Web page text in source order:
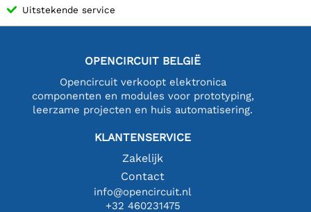
Uitstekende service
OPENCIRCUIT BELGIË
Opencircuit verkoopt elektronica
componenten en modules voor prototyping,
leerzame projecten en huis automatisering.
KLANTENSERVICE
Zakelijk
Contact
info@opencircuit.nl
+32 460231475